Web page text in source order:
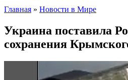
Главная » Новости в Мире
Украина поставила
сохранения